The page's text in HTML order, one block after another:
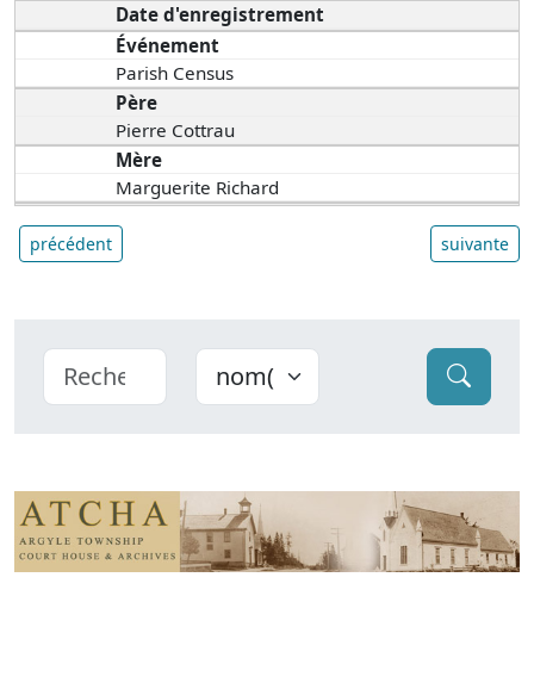
Date d'enregistrement
Événement
Parish Census
Père
Pierre Cottrau
Mère
Marguerite Richard
précédent suivante